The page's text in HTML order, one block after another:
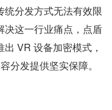
分发方式无法有效限
决这一行业痛点，点盾
VR 设备加密模式，
分发提供坚实保障。